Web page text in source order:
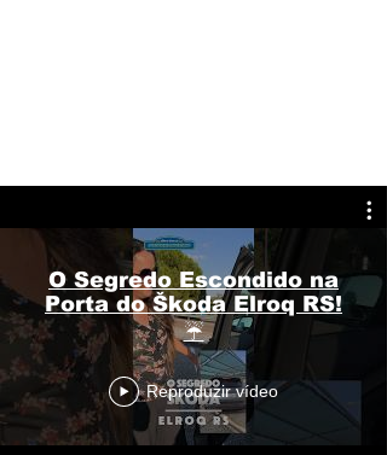
O Segredo Escondido na
Porta do Škoda Elroq RS!
☔
Reproduzir vídeo